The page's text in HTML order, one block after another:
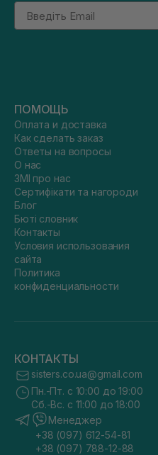
Email
ПОМОЩЬ
Оплата и доставка
Как сделать заказ
Ответы на вопросы
О нас
ЗМІ про нас
Сертифікати та нагороди
Блог
Бюті словник
Контакты
Условия использования
сайта
Политика
конфиденциальности
КОНТАКТЫ
sisters.co.ua@gmail.com
Пн.-Пт. с 10:00 до 19:00
Сб.-Вс. с 11:00 до 18:00
Менеджер
+38 (097) 612-54-81
+38 (097) 788-12-88